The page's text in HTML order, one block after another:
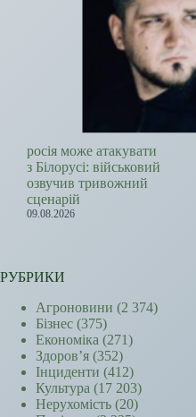
росія може атакувати
з Білорусі: військовий
озвучив тривожний
сценарій
09.08.2026
РУБРИКИ
Агроновини (2 374)
Бізнес (375)
Економіка (271)
Здоров’я (352)
Інциденти (412)
Культура (17 203)
Нерухомість (20)